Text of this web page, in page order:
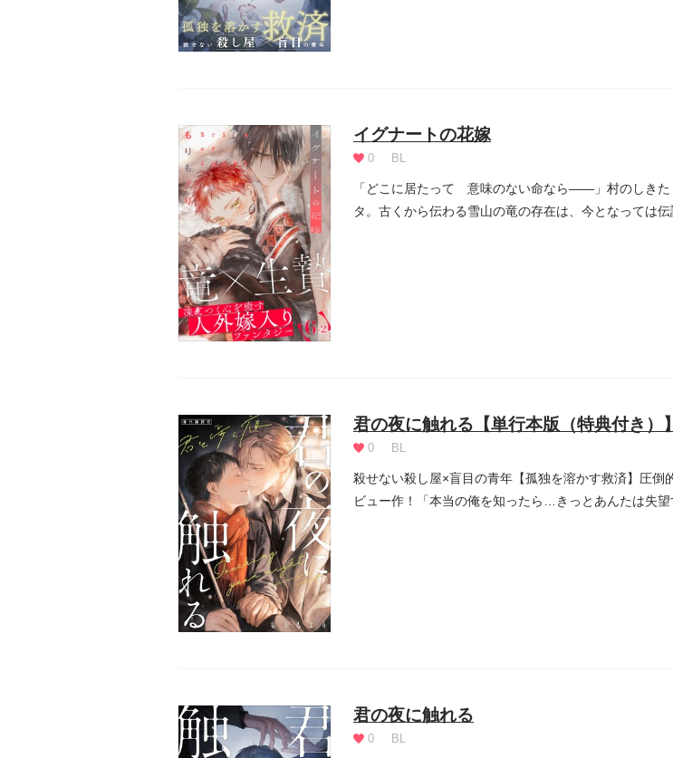
イグナートの花嫁
0 BL
「どこに居たって 意味のない命なら――」村のしきた
タ。古くから伝わる雪山の竜の存在は、今となっては
君の夜に触れる【単行本版（特典付き）】
0 BL
殺せない殺し屋×盲目の青年【孤独を溶かす救済】圧
ビュー作！「本当の俺を知ったら…きっとあんたは失
君の夜に触れる
0 BL